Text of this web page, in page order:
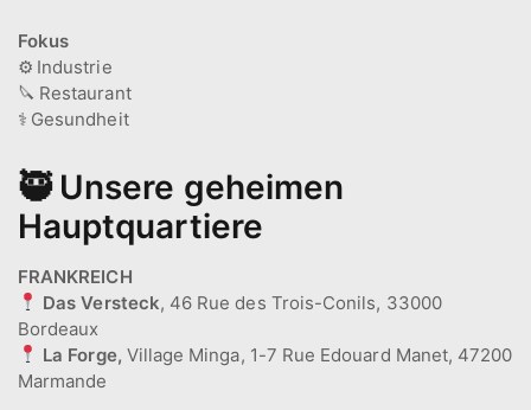
Fokus
⚙️ Industrie
🔪 Restaurant
⚕️ Gesundheit
🥷 Unsere geheimen
Hauptquartiere
FRANKREICH
Das Versteck, 46 Rue des Trois-Conils, 33000
Bordeaux
La Forge, Village Minga, 1-7 Rue Edouard Manet, 47200
Marmande